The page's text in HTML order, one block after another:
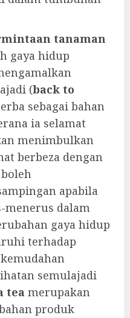
tanaman
gaya hidup
(back to
sebagai bahan
ia selamat
menimbulkan
berbeza dengan
apabila
menerus dalam
gaya hidup
terhadap
semulajadi
tea merupakan
produk